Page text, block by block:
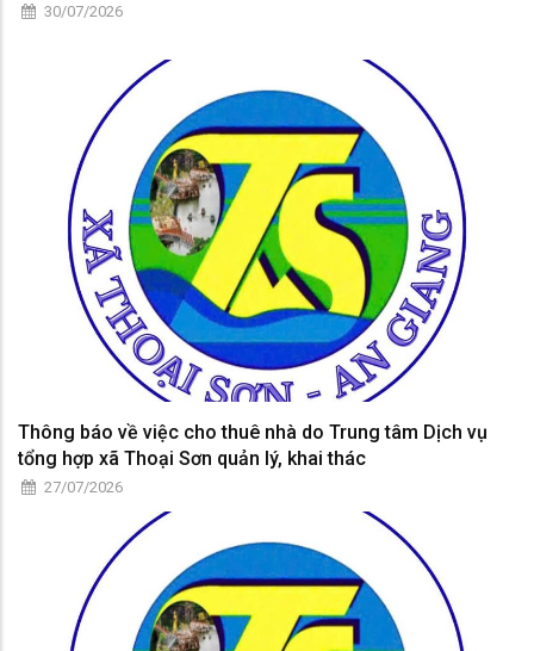
30/07/2026
Thông báo về việc cho thuê nhà do Trung tâm Dịch vụ
tổng hợp xã Thoại Sơn quản lý, khai thác
27/07/2026